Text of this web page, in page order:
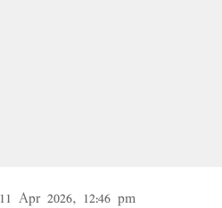
11 Apr 2026, 12:46 pm